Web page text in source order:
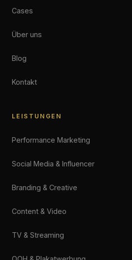
Cases
Über uns
Blog
Kontakt
LEISTUNGEN
Performance Marketing
Social Media & Influencer
Branding & Creative
Content & Video
TV & Streaming